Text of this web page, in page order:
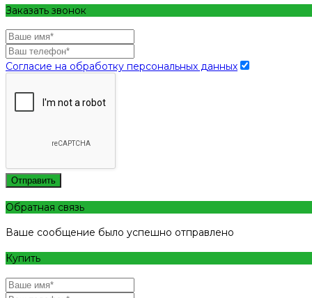
Заказать звонок
Согласие на обработку персональных данных
Отправить
Обратная связь
Ваше сообщение было успешно отправлено
Купить